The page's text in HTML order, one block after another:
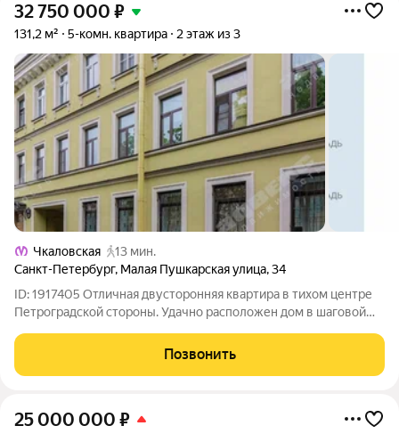
32 750 000 ₽
131,2 м² 5-комн. квартира 2 этаж из 3
Чкаловская
13 мин.
Санкт-Петербург, Малая Пушкарская улица,34
ID: 1917405 Отличная двусторонняя квартира в тихом центре
Петроградской стороны. Удачно расположен дом в шаговой
Матвеевский сад, Сытный рынок, Александровский парк,
Большой пр. со всеми магазинами,
Позвонить
25 000 000 ₽